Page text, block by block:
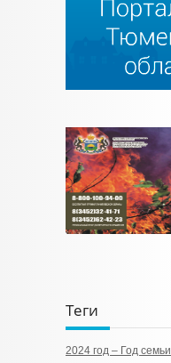
Теги
2024 год – Год семьи